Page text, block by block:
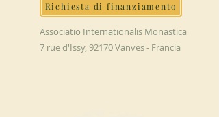
Richiesta di finanziamento
Associatio Internationalis Monastica
7 rue d'Issy, 92170 Vanves - Francia